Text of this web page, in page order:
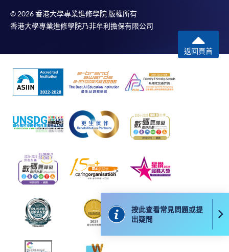
每張收據申請費用為港幣30 元。支票抬頭註明「香
港大學專業進修學院」。
按此查看常見問題或提
出疑問
折
© 2026 香港大學專業進修學院 版權所有
香港大學專業進修學院乃非牟利擔保有限公司
返回頁首